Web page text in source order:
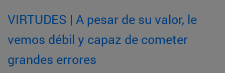
VIRTUDES | A pesar de su valor, le
vemos débil y capaz de cometer
grandes errores